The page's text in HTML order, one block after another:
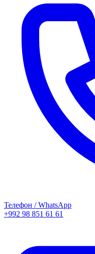
Телефон / WhatsApp
+992 98 851 61 61